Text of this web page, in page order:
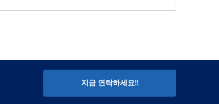
지금 연락하세요!!